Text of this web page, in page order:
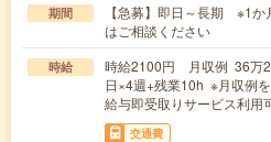
期間
【急募】即日～長期 ※1か
はご相談ください
時給
時給2100円 月収例 36万
日×4週+残業10h ※月収例
給与即受取りサービス利用
交通費